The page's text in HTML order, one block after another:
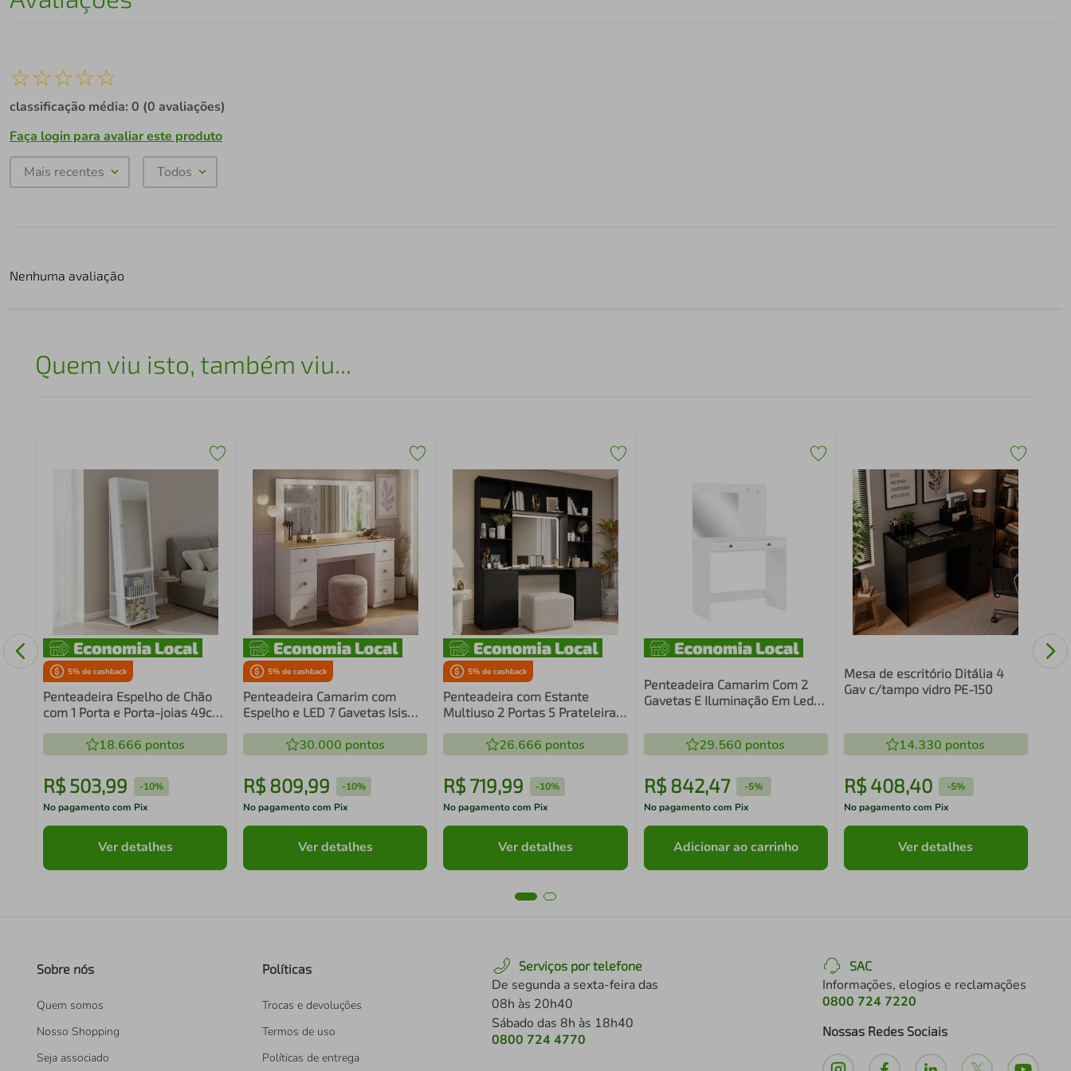
☆☆☆☆☆
classificação média: 0 (0 avaliações)
Faça login para avaliar este produto
Mais recentes Todos
Nenhuma avaliação
Quem viu isto, também viu...
5% de cashback
Penteadeira Espelho de Chão
com 1 Porta e Porta-joias 49cm
18.666 pontos
R$ 503,99 -10%
No pagamento com Pix
Ver detalhes
5% de cashback
Penteadeira Camarim com
Espelho e LED 7 Gavetas Isis
30.000 pontos
R$ 809,99 -10%
No pagamento com Pix
Ver detalhes
5% de cashback
Penteadeira com Estante
Multiuso 2 Portas 5 Prateleiras
26.666 pontos
R$719,99 -10%
No pagamento com Pix
Ver detalhes
Penteadeira Camarim Com 2
Gavetas E Iluminação Em Led
29.560 pontos
R$ 842,47 -5%
No pagamento com Pix
Adicionar ao carrinho
Mesa de escritório Ditália 4
Gav c/tampo vidro PE-150
14.330 pontos
R$ 408,40 -5%
No pagamento com Pix
Ver detalhes
Sobre nós
Quem somos
Nosso Shopping
Seja associado
Políticas
Trocas e devoluções
Termos de uso
Políticas de entrega
Serviços por telefone
De segunda a sexta-feira das
08h às 20h40
Sábado das 8h às 18h40
0800 724 4770
SAC
Informações, elogios e reclamações
0800 724 7220
Nossas Redes Sociais